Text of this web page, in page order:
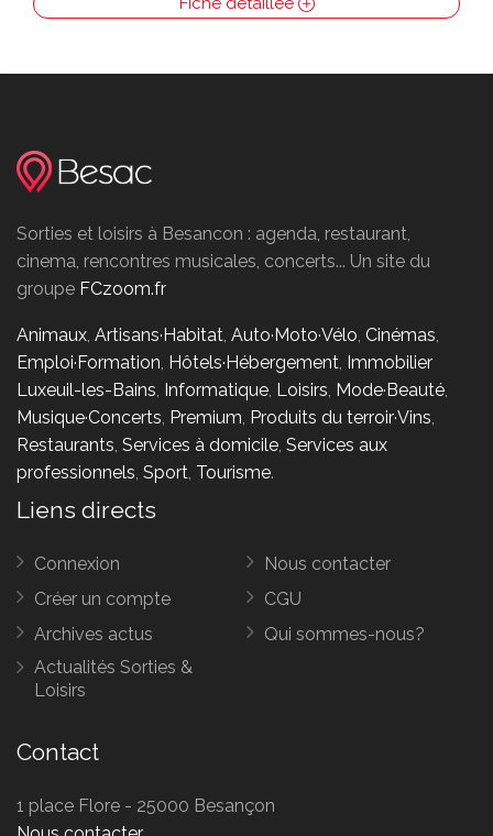
Sorties et loisirs à Besancon : agenda, restaurant,
cinema, rencontres musicales, concerts... Un site du
groupe FCzoom.fr
Animaux, Artisans·Habitat, Auto·Moto·Vélo, Cinémas,
Emploi·Formation, Hôtels·Hébergement, Immobilier
Luxeuil-les-Bains, Informatique, Loisirs, Mode·Beauté,
Musique·Concerts, Premium, Produits du terroir·Vins,
Restaurants, Services à domicile, Services aux
professionnels, Sport, Tourisme.
Liens directs
Connexion
Créer un compte
Archives actus
Actualités Sorties &
Loisirs
Nous contacter
CGU
Qui sommes-nous?
Contact
1 place Flore - 25000 Besançon